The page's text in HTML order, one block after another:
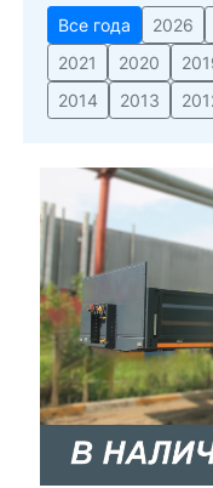
Все года 2026
2021
2020
2014
2013